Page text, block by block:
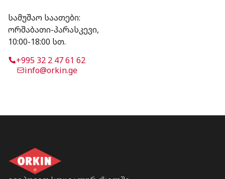
სამუშაო საათები:
ორშაბათი-პარასკევი,
10:00-18:00 სთ.
+995 32 2 47 61 62
info@orkin.ge